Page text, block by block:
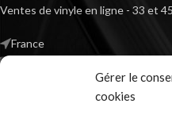
Gérer le
cookies
Ventes de vinyle en ligne - 33 et
France